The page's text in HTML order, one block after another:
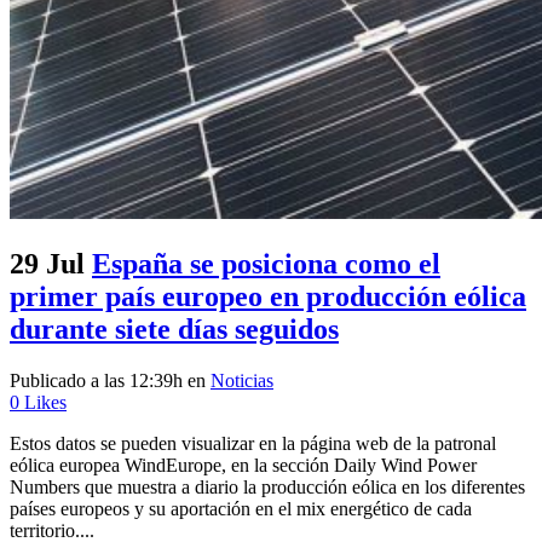
29 Jul España se posiciona como el
primer país europeo en producción eólica
durante siete días seguidos
Publicado a las 12:39h en Noticias
0 Likes
Estos datos se pueden visualizar en la página web de la patronal
eólica europea WindEurope, en la sección Daily Wind Power
Numbers que muestra a diario la producción eólica en los diferentes
países europeos y su aportación en el mix energético de cada
territorio....